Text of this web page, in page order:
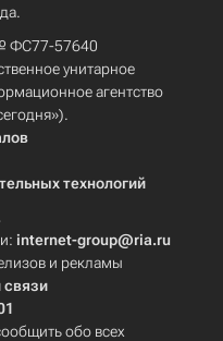
ФС77-57640
унитарное
агентство
технологий
internet-group@ria.ru
и рекламы
связи
обо всех